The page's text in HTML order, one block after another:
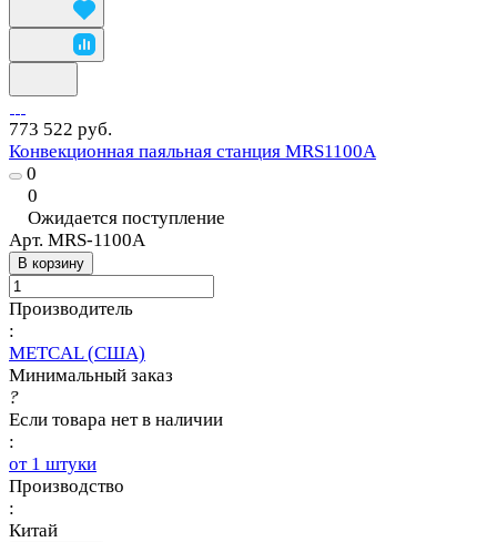
773 522 руб.
Конвекционная паяльная станция MRS1100A
0
0
Ожидается поступление
Арт. MRS-1100A
В корзину
Производитель
:
METCAL (США)
Минимальный заказ
?
Если товара нет в наличии
:
от 1 штуки
Производство
:
Китай